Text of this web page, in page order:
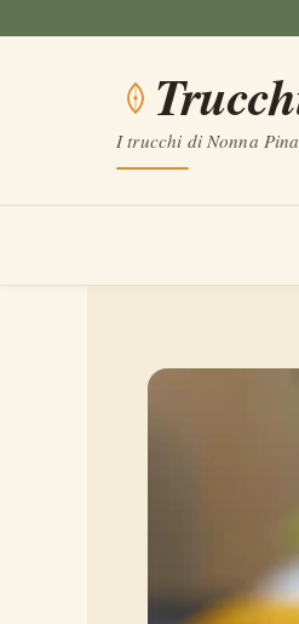
contenuto
I trucchi di Nonna